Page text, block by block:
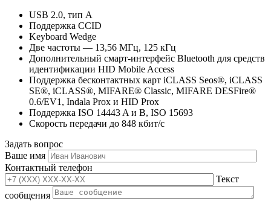
USB 2.0, тип A
Поддержка CCID
Keyboard Wedge
Две частоты — 13,56 МГц, 125 кГц
Дополнительный смарт-интерфейс Bluetooth для средств
идентификации HID Mobile Access
Поддержка бесконтактных карт iCLASS Seos®, iCLASS
SE®, iCLASS®, MIFARE® Classic, MIFARE DESFire®
0.6/EV1, Indala Prox и HID Prox
Поддержка ISO 14443 A и B, ISO 15693
Скорость передачи до 848 кбит/с
Задать вопрос
Ваше имя
Контактный телефон
Текст
сообщения